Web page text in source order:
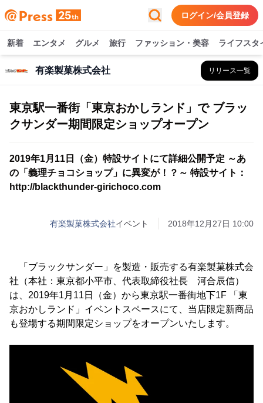
ログイン/会員登録
新着 エンタメ グルメ 旅行 ファッション・美容 ライフスタ
有楽製菓株式会社 リリース一覧
東京駅一番街「東京おかしランド」で ブラッ
クサンダー期間限定ショップオープン
2019年1月11日（金）特設サイトにて詳細公開予定 ～あ
の「義理チョコショップ」に異変が！？～ 特設サイト：
http://blackthunder-girichoco.com
有楽製菓株式会社イベント 2018年12月27日 10:00
「ブラックサンダー」を製造・販売する有楽製菓株式会
社（本社：東京都小平市、代表取締役社長 河合辰信）
は、2019年1月11日（金）から東京駅一番街地下1F 「東
京おかしランド」イベントスペースにて、当店限定新商品
も登場する期間限定ショップをオープンいたします。